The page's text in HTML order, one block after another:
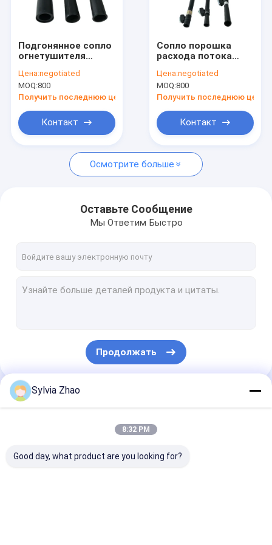
Путешествие фабрики
Случаи
Сухой огнетушитель порошка
Огнетушитель воды
Шкафы пожарного рукава
Вьюрок пожарного рукава
Подгонянное сопло
огнетушителя
сопла 90L/min
пожарного
гидранта цвета
Цена:negotiated
MOQ:800
Получить последнюю цену
Контакт
Сопло порошка
расхода потока
пожарного
гидранта
алюминиевого
сухое
Цена:negotiated
MOQ:800
Получить последнюю цену
Контакт
Осмотрите больше
Оставьте Сообщение
Мы Ответим Быстро
Продолжать
Наши Категории
Sylvia Zhao
8:32 PM
Good day, what product are you looking for?